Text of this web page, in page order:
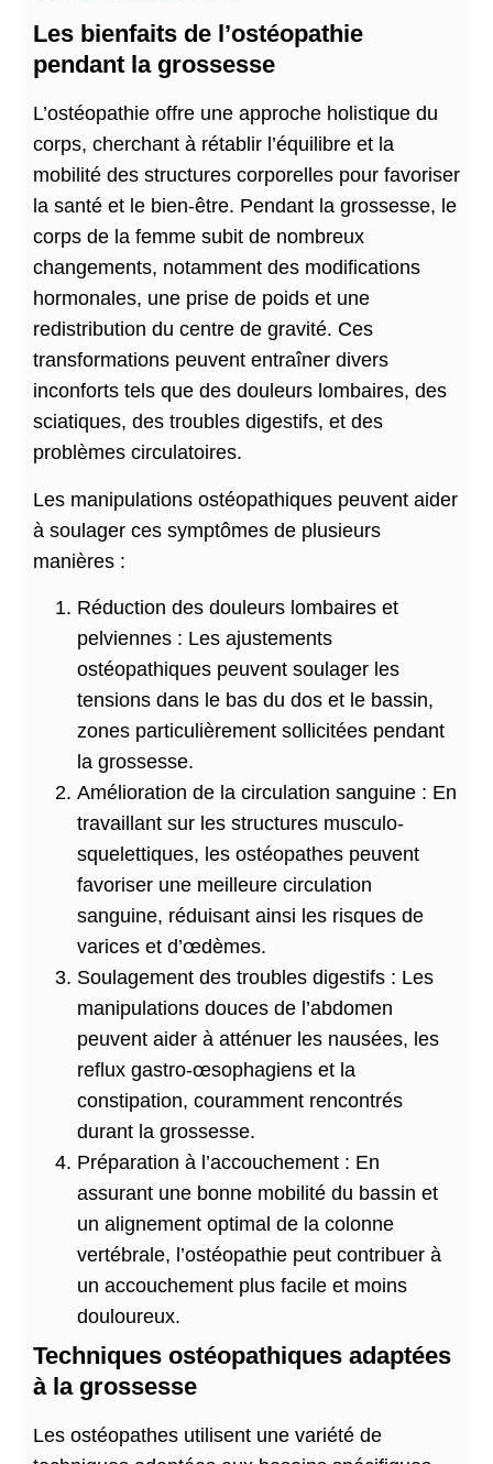
Les bienfaits de l’ostéopathie
pendant la grossesse
L’ostéopathie offre une approche holistique du
corps, cherchant à rétablir l’équilibre et la
mobilité des structures corporelles pour favoriser
la santé et le bien-être. Pendant la grossesse, le
corps de la femme subit de nombreux
changements, notamment des modifications
hormonales, une prise de poids et une
redistribution du centre de gravité. Ces
transformations peuvent entraîner divers
inconforts tels que des douleurs lombaires, des
sciatiques, des troubles digestifs, et des
problèmes circulatoires.
Les manipulations ostéopathiques peuvent aider
à soulager ces symptômes de plusieurs
manières :
Réduction des douleurs lombaires et
pelviennes : Les ajustements
ostéopathiques peuvent soulager les
tensions dans le bas du dos et le bassin,
zones particulièrement sollicitées pendant
la grossesse.
Amélioration de la circulation sanguine : En
travaillant sur les structures musculo-
squelettiques, les ostéopathes peuvent
favoriser une meilleure circulation
sanguine, réduisant ainsi les risques de
varices et d’œdèmes.
Soulagement des troubles digestifs : Les
manipulations douces de l’abdomen
peuvent aider à atténuer les nausées, les
reflux gastro-œsophagiens et la
constipation, couramment rencontrés
durant la grossesse.
Préparation à l’accouchement : En
assurant une bonne mobilité du bassin et
un alignement optimal de la colonne
vertébrale, l’ostéopathie peut contribuer à
un accouchement plus facile et moins
douloureux.
Techniques ostéopathiques adaptées
à la grossesse
Les ostéopathes utilisent une variété de